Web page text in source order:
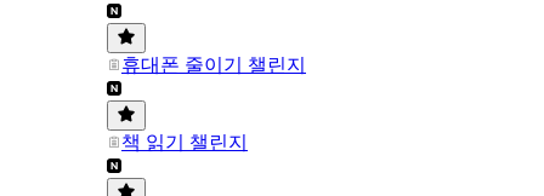
휴대폰 줄이기 챌린지
책 읽기 챌린지